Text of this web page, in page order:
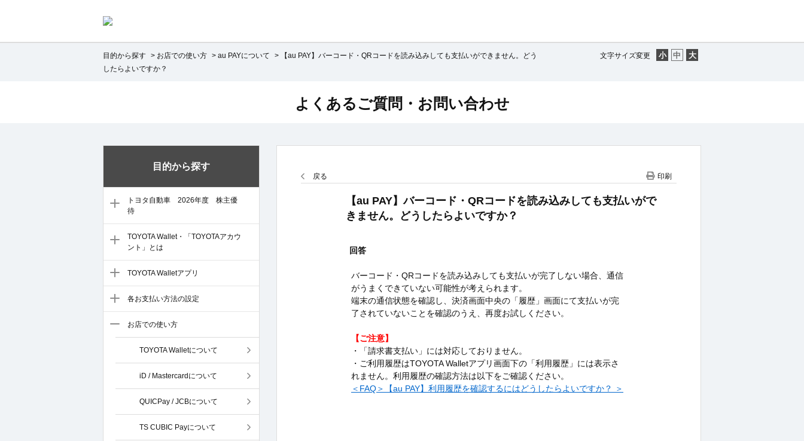
文字サイズ変更
目的から探す > お店での使い方 > au PAYについて >
【au PAY】バーコード・QRコードを読み込みしても支払いができません。どう
したらよいですか？
目的から探す
トヨタ自動車 2026年度 株主優
待
TOYOTA Wallet・「TOYOTAアカウ
ント」とは
TOYOTA Walletアプリ
各お支払い方法の設定
お店での使い方
TOYOTA Walletについて
iD / Mastercardについて
QUICPay / JCBについて
TS CUBIC Payについて
よくあるご質問・お問い合わせ
戻る 印刷
【au PAY】バーコード・QRコードを読み込みしても支払いがで
きません。どうしたらよいですか？
回答
バーコード・QRコードを読み込みしても支払いが完了しない場合、通信
がうまくできていない可能性が考えられます。
端末の通信状態を確認し、決済画面中央の「履歴」画面にて支払いが完
了されていないことを確認のうえ、再度お試しください。
【ご注意】
・「請求書支払い」には対応しておりません。
・ご利用履歴はTOYOTA Walletアプリ画面下の「利用履歴」には表示さ
れません。利用履歴の確認方法は以下をご確認ください。
＜FAQ＞【au PAY】利用履歴を確認するにはどうしたらよいですか？ ＞